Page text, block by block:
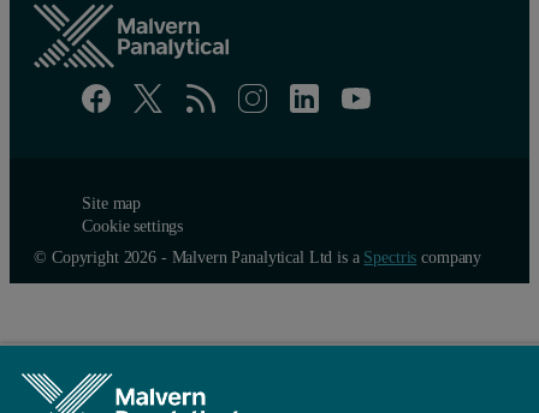
그림 3에서 단백질 CD40L의 T
그림 3: DSC를 사용하여 pH 기능으로 측정한 Tm (B) 및 크기 배제
Site map
Cookie settings
© Copyright 2026 - Malvern Panalytical Ltd is a Spectris company